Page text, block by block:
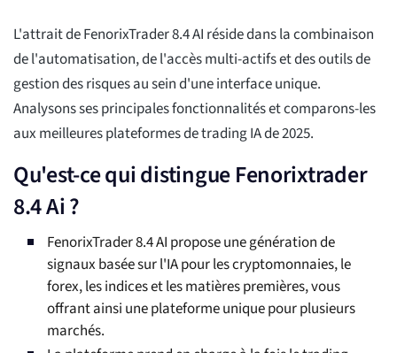
L'attrait de FenorixTrader 8.4 AI réside dans la combinaison
de l'automatisation, de l'accès multi-actifs et des outils de
gestion des risques au sein d'une interface unique.
Analysons ses principales fonctionnalités et comparons-les
aux meilleures plateformes de trading IA de 2025.
Qu'est-ce qui distingue Fenorixtrader
8.4 Ai ?
FenorixTrader 8.4 AI propose une génération de
signaux basée sur l'IA pour les cryptomonnaies, le
forex, les indices et les matières premières, vous
offrant ainsi une plateforme unique pour plusieurs
marchés.